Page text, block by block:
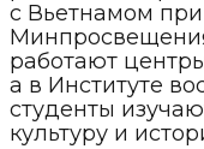
с Вьетнамом
работают
а в Институте
студенты
культуру и